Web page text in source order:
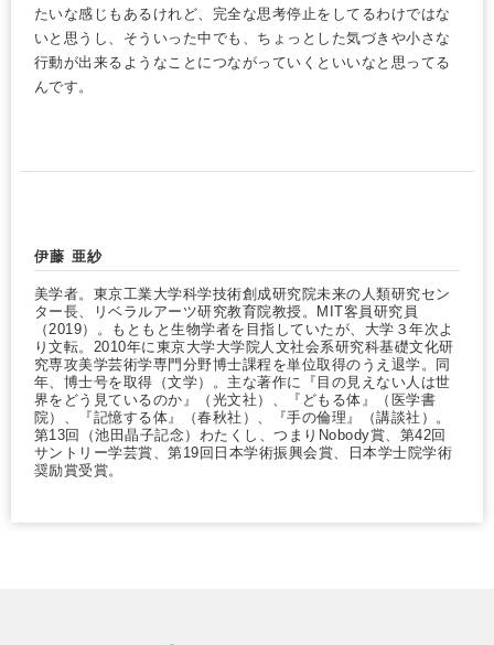
たいな感じもあるけれど、完全な思考停止をしてるわけではな
いと思うし、そういった中でも、ちょっとした気づきや小さな
行動が出来るようなことにつながっていくといいなと思ってる
んです。
伊藤 亜紗
美学者。東京工業大学科学技術創成研究院未来の人類研究セン
ター長、リベラルアーツ研究教育院教授。MIT客員研究員
（2019）。もともと生物学者を目指していたが、大学３年次よ
り文転。2010年に東京大学大学院人文社会系研究科基礎文化研
究専攻美学芸術学専門分野博士課程を単位取得のうえ退学。同
年、博士号を取得（文学）。主な著作に『目の見えない人は世
界をどう見ているのか』（光文社）、『どもる体』（医学書
院）、『記憶する体』（春秋社）、『手の倫理』（講談社）。
第13回（池田晶子記念）わたくし、つまりNobody賞、第42回
サントリー学芸賞、第19回日本学術振興会賞、日本学士院学術
奨励賞受賞。